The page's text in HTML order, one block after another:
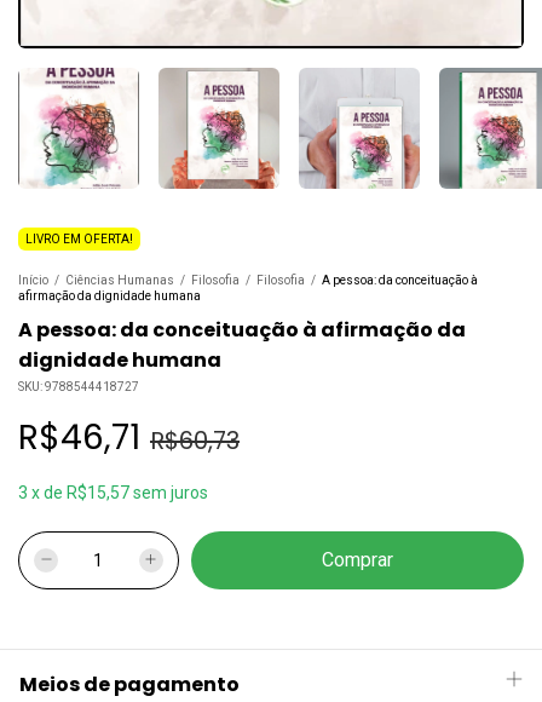
LIVRO EM OFERTA!
Início / Ciências Humanas / Filosofia / Filosofia / A pessoa: da conceituação à
afirmação da dignidade humana
A pessoa: da conceituação à afirmação da
dignidade humana
SKU:9788544418727
R$46,71 R$60,73
3 xde R$15,57sem juros
Meios de pagamento